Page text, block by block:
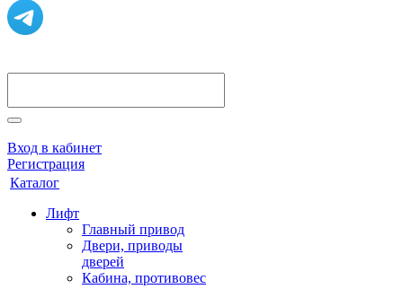
Вход в кабинет
Регистрация
Каталог
Лифт
Главный привод
Двери, приводы
дверей
Кабина, противовес